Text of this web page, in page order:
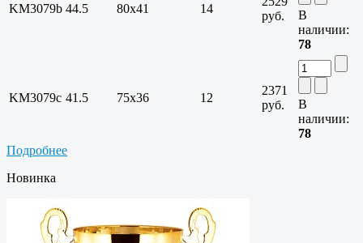
KM3079b 44.5 80х41 14
руб.
В
наличии:
78
KM3079c 41.5 75х36 12
2371
руб.
В
наличии:
78
Подробнее
Новинка